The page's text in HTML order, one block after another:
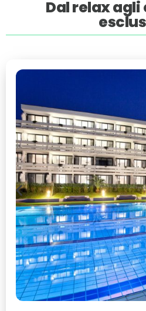
Dal relax